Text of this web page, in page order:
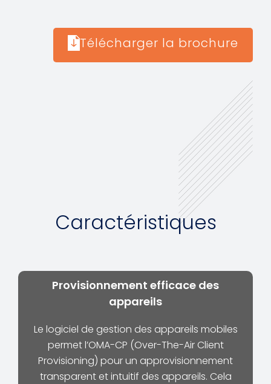
Télécharger la brochure
Caractéristiques
Provisionnement efficace des
appareils
Le logiciel de gestion des appareils mobiles
permet l’OMA-CP (Over-The-Air Client
Provisioning) pour un approvisionnement
transparent et intuitif des appareils. Cela